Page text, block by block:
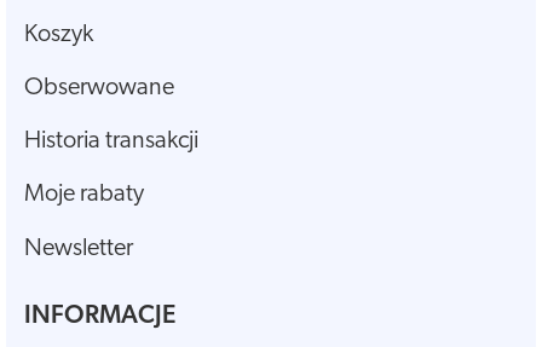
Koszyk
Obserwowane
Historia transakcji
Moje rabaty
Newsletter
INFORMACJE